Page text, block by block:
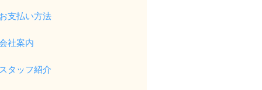
支払い方法
社案内
タッフ紹介